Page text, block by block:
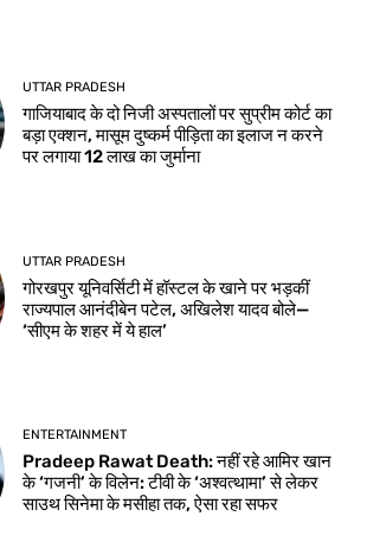
UTTAR PRADESH
गाजियाबाद के दो निजी अस्पतालों पर सुप्रीम कोर्ट का
बड़ा एक्शन, मासूम दुष्कर्म पीड़िता का इलाज न करने
पर लगाया 12 लाख का जुर्माना
UTTAR PRADESH
गोरखपुर यूनिवर्सिटी में हॉस्टल के खाने पर भड़कीं
राज्यपाल आनंदीबेन पटेल, अखिलेश यादव बोले—
‘सीएम के शहर में ये हाल’
ENTERTAINMENT
Pradeep Rawat Death: नहीं रहे आमिर खान
के ‘गजनी’ के विलेन: टीवी के ‘अश्वत्थामा’ से लेकर
साउथ सिनेमा के मसीहा तक, ऐसा रहा सफर